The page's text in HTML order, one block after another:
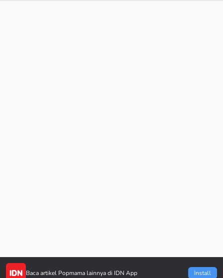
Baca artikel Popmama lainnya di IDN App Install